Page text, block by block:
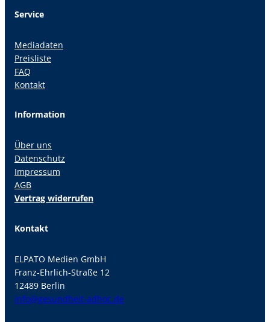
Service
Mediadaten
Preisliste
FAQ
Kontakt
Information
Über uns
Datenschutz
Impressum
AGB
Vertrag widerrufen
Kontakt
ELPATO Medien GmbH
Franz-Ehrlich-Straße 12
12489 Berlin
info@gesundheit-adhoc.de